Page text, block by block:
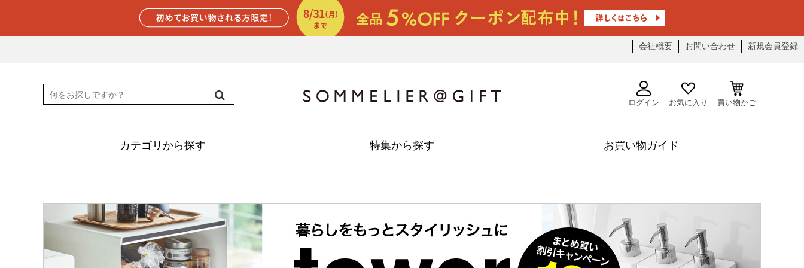
会社概要 お問い合わせ 新規会員登録
ログイン お気に入り 買い物かご
カテゴリから探す 特集から探す お買い物ガイド